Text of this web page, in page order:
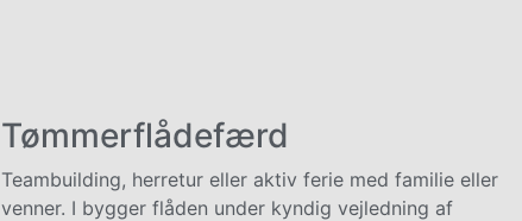
Tømmerflådefærd
Teambuilding, herretur eller aktiv ferie med familie eller
venner. I bygger flåden under kyndig vejledning af